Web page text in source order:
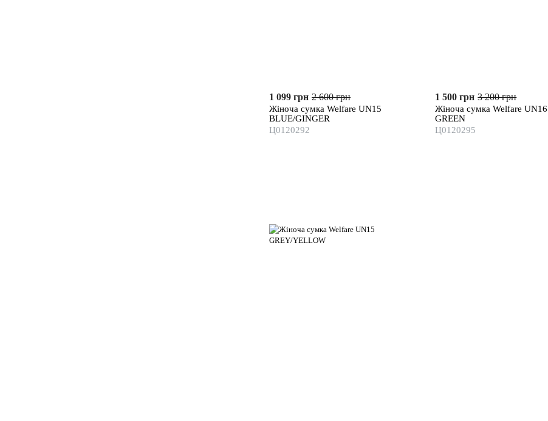
1 099 грн 2 600 грн
Жіноча сумка Welfare UN15
BLUE/GINGER
Ц0120292
1 500 грн 3 200 грн
Жіноча сумка Welfare UN16
GREEN
Ц0120295